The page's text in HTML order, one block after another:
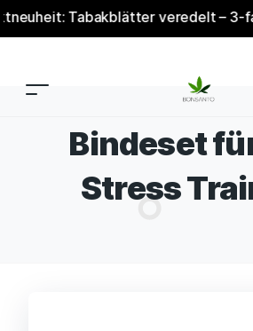
Tabakblätter veredelt – 3-fach
Bindeset
Stress